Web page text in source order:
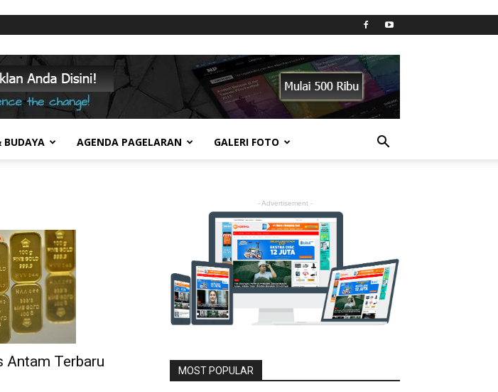
BUDAYA AGENDA PAGELARAN GALERI FOTO
Antam Terbaru
- Advertisement -
MOST POPULAR